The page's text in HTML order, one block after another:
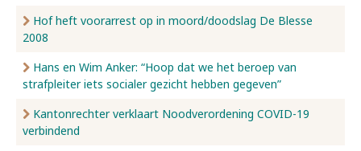
Hof heft voorarrest op in moord/doodslag De Blesse
2008
Hans en Wim Anker: “Hoop dat we het beroep van
strafpleiter iets socialer gezicht hebben gegeven”
Kantonrechter verklaart Noodverordening COVID-19
verbindend